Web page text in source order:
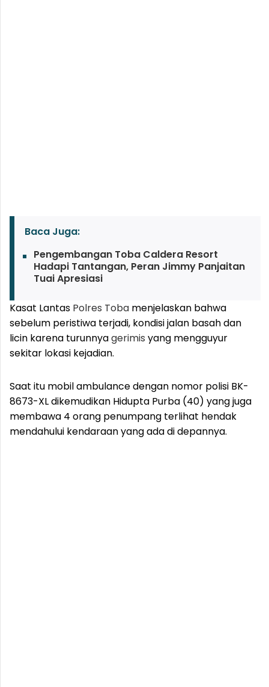
Baca Juga:
Pengembangan Toba Caldera Resort
Hadapi Tantangan, Peran Jimmy Panjaitan
Tuai Apresiasi
Kasat Lantas Polres Toba menjelaskan bahwa
sebelum peristiwa terjadi, kondisi jalan basah dan
licin karena turunnyagerimis yang mengguyur
sekitar lokasi kejadian.
Saat itu mobil ambulance dengan nomor polisi BK-
8673-XL dikemudikan Hidupta Purba (40) yang juga
membawa 4 orang penumpang terlihat hendak
mendahului kendaraan yang ada di depannya.